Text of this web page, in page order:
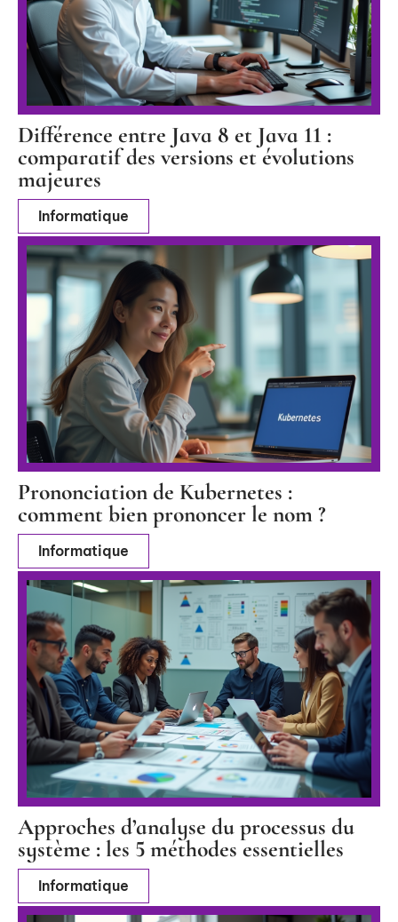
Différence entre Java 8 et Java 11 :
comparatif des versions et évolutions
majeures
Informatique
Prononciation de Kubernetes :
comment bien prononcer le nom ?
Informatique
Approches d’analyse du processus du
système : les 5 méthodes essentielles
Informatique